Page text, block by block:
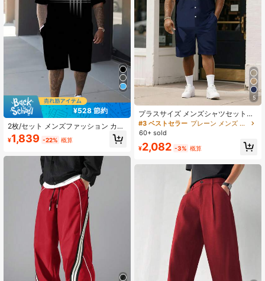
¥528 節約
2枚/セット メンズファッション カジ
ュアル チェック柄 半袖シャツ、軽量
で通気性があり、100%ポリエステル
着、アウトドア旅行、スポーツに適
しています。メンズファッション カ
ジュアル チェック柄 半袖シャツ、軽
量で通気性のある質感
¥1,839 -22% 概算
5
プラスサイズ メンズシャツセット、
半袖シャツとショーツ2点セット、無
地 洗濯機で洗えます
#3 ベストセラー
プレーン メンズ プラスサイズ シャツセット
60+ sold
¥2,082 -3% 概算